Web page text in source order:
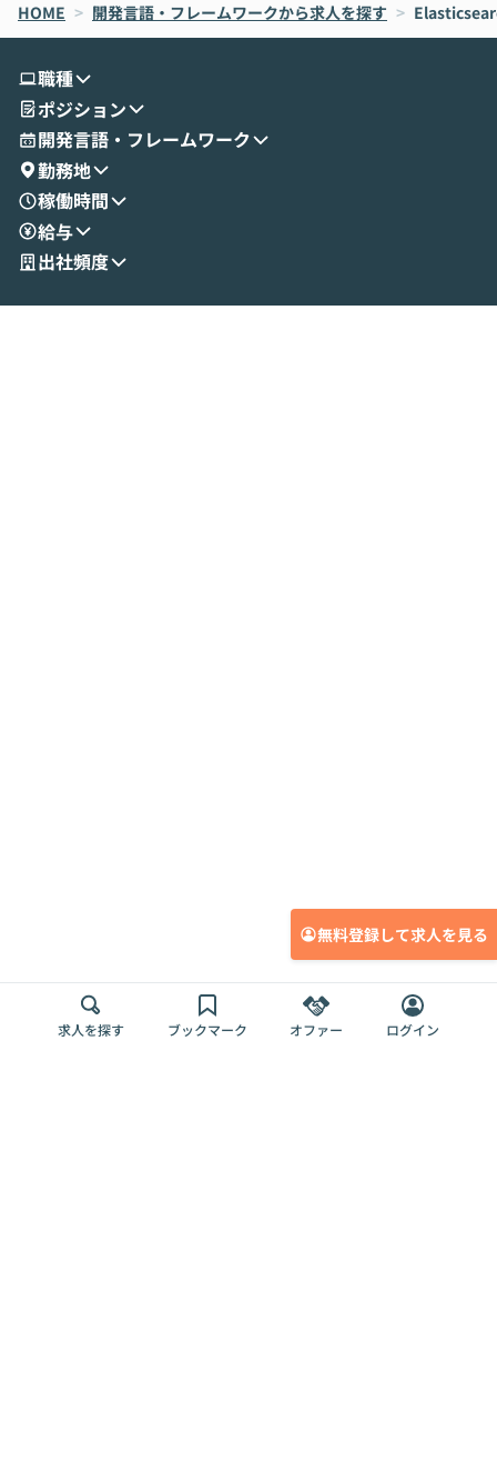
oworkの基本的な機能をご紹介いただきま
す。 続く公開デモでは、実際にCoworkを
せいただきます。数分でワークフローが完
成する手軽さや、Gmail等の外部サービス
とセキュアに連携できるポイントなど、実
演を通じて具体的なイメージをお届けしま
す。 後半のディスカッションでは、セキュ
リティの考え方や社内導入の進め方など、
現場目線でさらに深掘りしていきます。
「自分の業務をAIで自動化してみたいけ
いう方にこそ参加いただきたいイベントで
は、LLMのフル
ント構築の最前
HOME > 開発言語・フレームワークから求人を探す >
職種
ポジション
開発言語・フレームワーク
勤務地
稼働時間
給与
出社頻度
無料登録して求人を見る
求人を探す ブックマーク オファー ログイン